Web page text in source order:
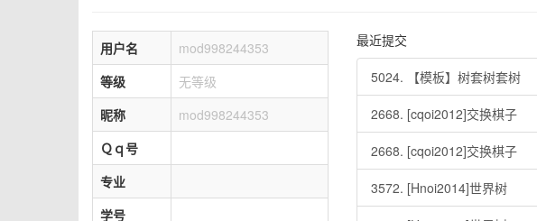
用户名
mod998244353
等级
无等级
昵称
mod998244353
Ｑｑ号
专业
学号
最近提交
5024. 【模板】树套树套树
2668. [cqoi2012]交换棋子
2668. [cqoi2012]交换棋子
3572. [Hnoi2014]世界树